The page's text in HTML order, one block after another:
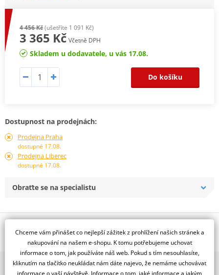
4 456 Kč(ušetříte 1 091 Kč)
3 365 Kč Včetně DPH
Skladem u dodavatele, u vás 17.08.
Do košíku
Dostupnost na prodejnách:
Prodejna Praha
dostupné 17.08.
Prodejna Liberec
dostupné 17.08.
Obraťte se na specialistu
Jsme autorizovaný
dealer značky D.I.D + JT
Řetězová sada - Řetěz D.I.D, řady VX, těsněný X-Kroužkem. Ocelové
2x multibrand showroom
Chceme vám přinášet co nejlepší zážitek z prohlížení našich stránek a
nakupování na našem e-shopu. K tomu potřebujeme uchovat
informace o tom, jak používáte náš web. Pokud s tím nesouhlasíte,
kliknutím na tlačítko neukládat nám dáte najevo, že nemáme uchovávat
informace o vaší návštěvě. Informace o tom, jaké informace a jakým